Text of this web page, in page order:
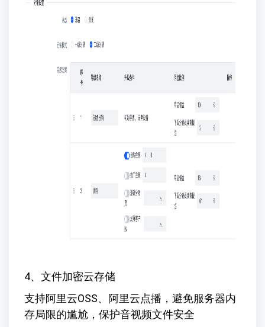
4、文件加密云存储
支持阿里云OSS、阿里云点播，避免服务器内
存局限的尴尬，保护音视频文件安全